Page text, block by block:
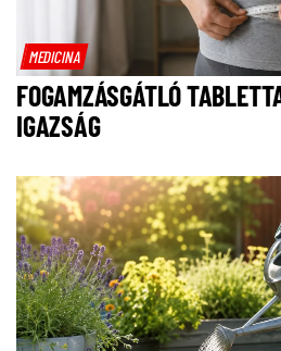
MEDICINA
FOGAMZÁSGÁTLÓ
IGAZSÁG